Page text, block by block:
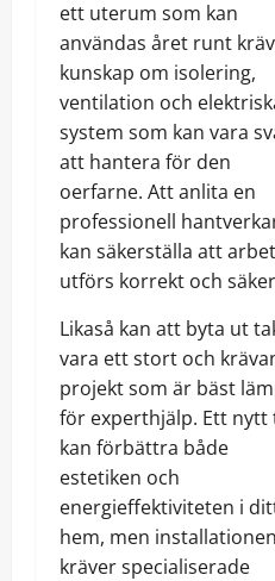
ett uterum som kan
användas året runt
kunskap om isolering,
ventilation och
system som kan vara
att hantera för den
oerfarne. Att anlita en
professionell
kan säkerställa att
utförs korrekt och
Likaså kan att byta ut
vara ett stort och
projekt som är bäst
för experthjälp. Ett nytt
kan förbättra både
estetiken och
energieffektiviteten i
hem, men installationen
kräver specialiserade